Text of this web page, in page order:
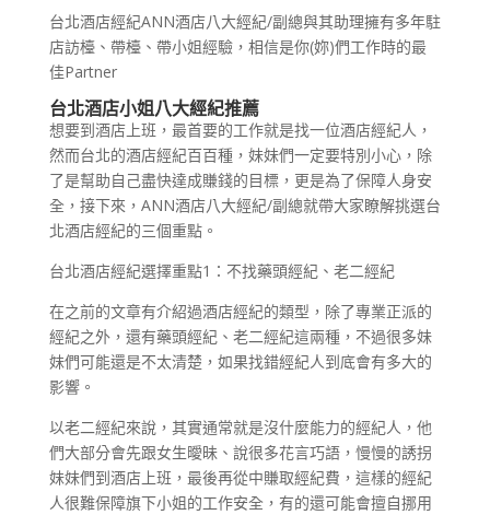
台北酒店經紀ANN酒店八大經紀/副總與其助理擁有多年駐
店訪檯、帶檯、帶小姐經驗，相信是你(妳)們工作時的最
佳Partner
台北酒店小姐八大經紀推薦
想要到酒店上班，最首要的工作就是找一位酒店經紀人，
然而台北的酒店經紀百百種，妹妹們一定要特別小心，除
了是幫助自己盡快達成賺錢的目標，更是為了保障人身安
全，接下來，ANN酒店八大經紀/副總就帶大家瞭解挑選台
北酒店經紀的三個重點。
台北酒店經紀選擇重點1：不找藥頭經紀、老二經紀
在之前的文章有介紹過酒店經紀的類型，除了專業正派的
經紀之外，還有藥頭經紀、老二經紀這兩種，不過很多妹
妹們可能還是不太清楚，如果找錯經紀人到底會有多大的
影響。
以老二經紀來說，其實通常就是沒什麼能力的經紀人，他
們大部分會先跟女生曖昧、說很多花言巧語，慢慢的誘拐
妹妹們到酒店上班，最後再從中賺取經紀費，這樣的經紀
人很難保障旗下小姐的工作安全，有的還可能會擅自挪用